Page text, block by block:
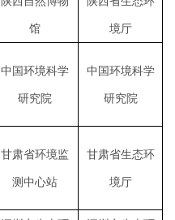
馆 境厅
中国环境科学
研究院
中国环境科学
研究院
甘肃省环境监
测中心站
甘肃省生态环
境厅